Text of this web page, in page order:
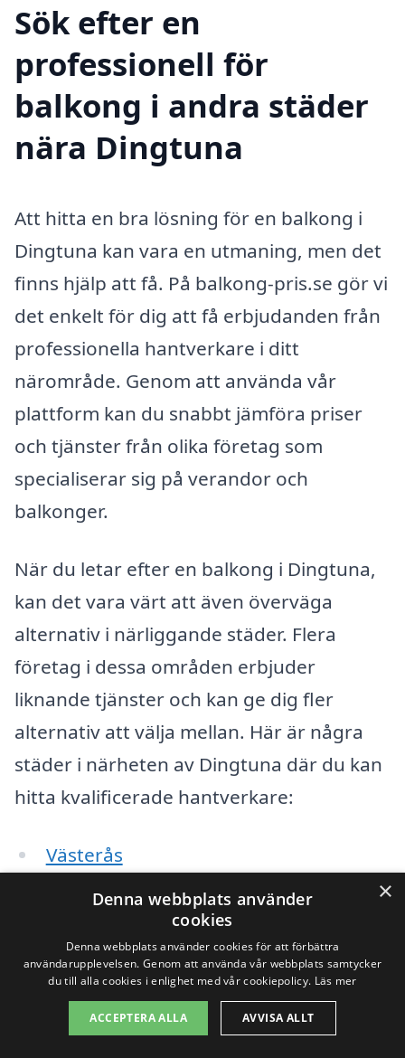
Sök efter en
professionell för
balkong i andra städer
nära Dingtuna
Att hitta en bra lösning för en balkong i
Dingtuna kan vara en utmaning, men det
finns hjälp att få. På balkong-pris.se gör vi
det enkelt för dig att få erbjudanden från
professionella hantverkare i ditt
närområde. Genom att använda vår
plattform kan du snabbt jämföra priser
och tjänster från olika företag som
specialiserar sig på verandor och
balkonger.
När du letar efter en balkong i Dingtuna,
kan det vara värt att även överväga
alternativ i närliggande städer. Flera
företag i dessa områden erbjuder
liknande tjänster och kan ge dig fler
alternativ att välja mellan. Här är några
städer i närheten av Dingtuna där du kan
hitta kvalificerade hantverkare:
Västerås
Skultuna
Köping
Hallstahammar
Surahammar
×
Denna webbplats använder
cookies
Denna webbplats använder cookies för att förbättra
användarupplevelsen. Genom att använda vår webbplats samtycker
du till alla cookies i enlighet med vår cookiepolicy. Läs mer
ACCEPTERA ALLA AVVISA ALLT